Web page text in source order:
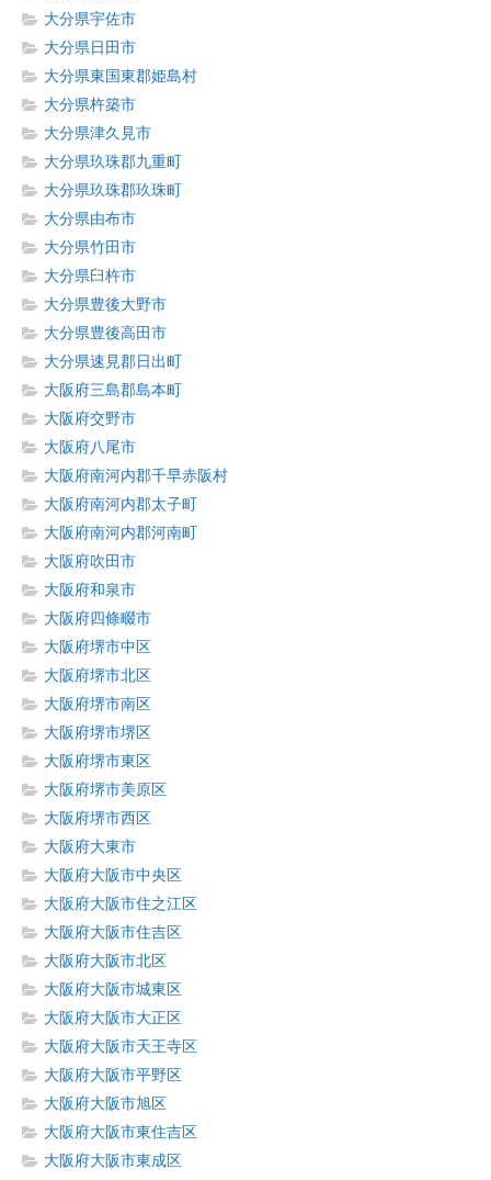
大分県宇佐市
大分県日田市
大分県東国東郡姫島村
大分県杵築市
大分県津久見市
大分県玖珠郡九重町
大分県玖珠郡玖珠町
大分県由布市
大分県竹田市
大分県臼杵市
大分県豊後大野市
大分県豊後高田市
大分県速見郡日出町
大阪府三島郡島本町
大阪府交野市
大阪府八尾市
大阪府南河内郡千早赤阪村
大阪府南河内郡太子町
大阪府南河内郡河南町
大阪府吹田市
大阪府和泉市
大阪府四條畷市
大阪府堺市中区
大阪府堺市北区
大阪府堺市南区
大阪府堺市堺区
大阪府堺市東区
大阪府堺市美原区
大阪府堺市西区
大阪府大東市
大阪府大阪市中央区
大阪府大阪市住之江区
大阪府大阪市住吉区
大阪府大阪市北区
大阪府大阪市城東区
大阪府大阪市大正区
大阪府大阪市天王寺区
大阪府大阪市平野区
大阪府大阪市旭区
大阪府大阪市東住吉区
大阪府大阪市東成区